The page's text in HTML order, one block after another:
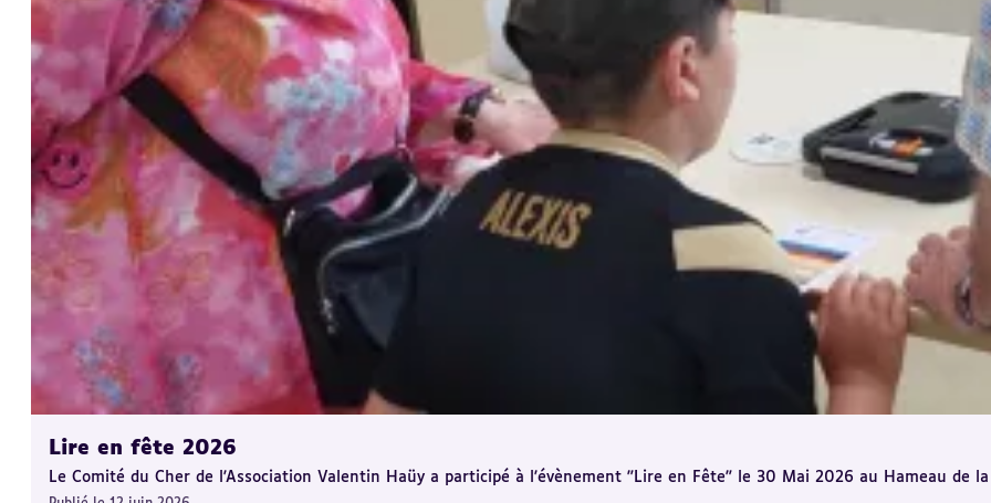
Lire en fête 2026
Le Comité du Cher de l'Association Valentin Haüy a participé à l'évènement "Lire en Fête" le 30 Mai 2026 au Hameau de